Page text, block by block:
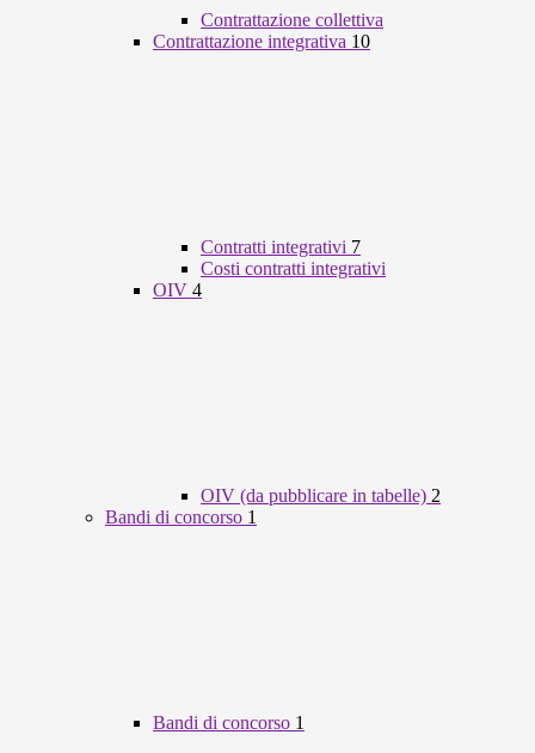
Contrattazione collettiva
Contrattazione integrativa 10
Contratti integrativi 7
Costi contratti integrativi
OIV 4
OIV (da pubblicare in tabelle) 2
Bandi di concorso 1
Bandi di concorso 1